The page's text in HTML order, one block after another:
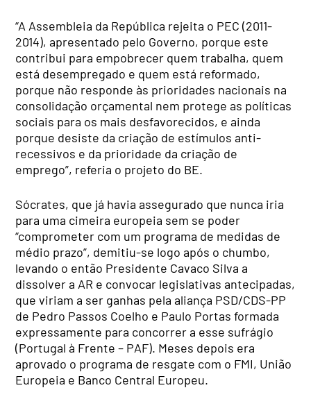
“A Assembleia da República rejeita o PEC (2011-
2014), apresentado pelo Governo, porque este
contribui para empobrecer quem trabalha, quem
está desempregado e quem está reformado,
porque não responde às prioridades nacionais na
consolidação orçamental nem protege as políticas
sociais para os mais desfavorecidos, e ainda
porque desiste da criação de estímulos anti-
recessivos e da prioridade da criação de
emprego”, referia o projeto do BE.
Sócrates, que já havia assegurado que nunca iria
para uma cimeira europeia sem se poder
“comprometer com um programa de medidas de
médio prazo”, demitiu-se logo após o chumbo,
levando o então Presidente Cavaco Silva a
dissolver a AR e convocar legislativas antecipadas,
que viriam a ser ganhas pela aliança PSD/CDS-PP
de Pedro Passos Coelho e Paulo Portas formada
expressamente para concorrer a esse sufrágio
(Portugal à Frente – PAF). Meses depois era
aprovado o programa de resgate com o FMI, União
Europeia e Banco Central Europeu.